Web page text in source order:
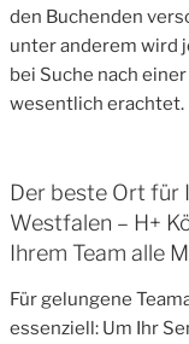
den Buchenden
unter anderem wird
bei Suche nach
wesentlich erachtet.
Der beste Ort für
Westfalen – H+
Ihrem Team alle
Für gelungene
essenziell: Um Ihr